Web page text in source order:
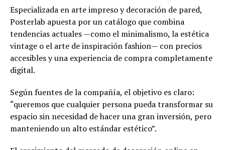
Especializada en arte impreso y decoración de pared,
Posterlab apuesta por un catálogo que combina
tendencias actuales —como el minimalismo, la estética
vintage o el arte de inspiración fashion— con precios
accesibles y una experiencia de compra completamente
digital.
Según fuentes de la compañía, el objetivo es claro:
“queremos que cualquier persona pueda transformar su
espacio sin necesidad de hacer una gran inversión, pero
manteniendo un alto estándar estético”.